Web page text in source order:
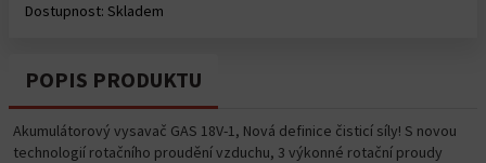
Dostupnost: Skladem
POPIS PRODUKTU
Akumulátorový vysavač GAS 18V-1, Nová definice čisticí síly! S novou
technologií rotačního proudění vzduchu, 3 výkonné rotační proudy